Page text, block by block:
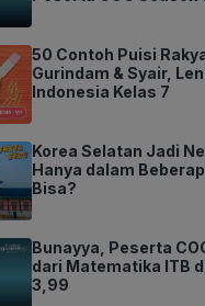
50 Contoh Puisi
Gurindam & Syair,
Indonesia Kelas 7
Korea Selatan Jadi
Hanya dalam
Bisa?
Bunayya, Peserta
dari Matematika ITB
3,99